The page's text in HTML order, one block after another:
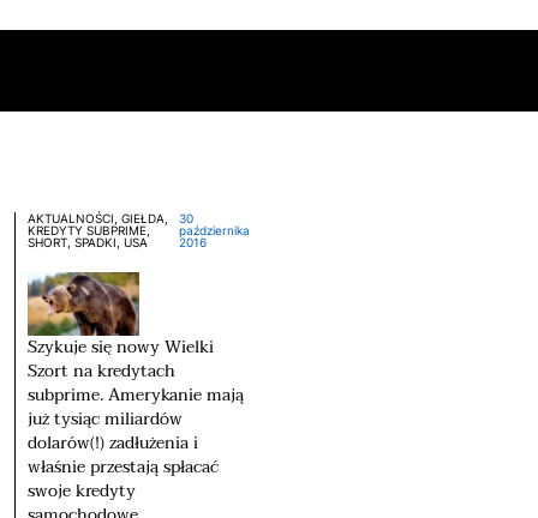
AKTUALNOŚCI, GIEŁDA,
KREDYTY SUBPRIME,
SHORT, SPADKI, USA
30
października
2016
Szykuje się nowy Wielki
Szort na kredytach
subprime. Amerykanie mają
już tysiąc miliardów
dolarów(!) zadłużenia i
właśnie przestają spłacać
swoje kredyty